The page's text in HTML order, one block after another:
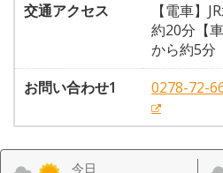
交通アクセス
【電車】
約20分【
から約5分
お問い合わせ1
0278-72-
今日